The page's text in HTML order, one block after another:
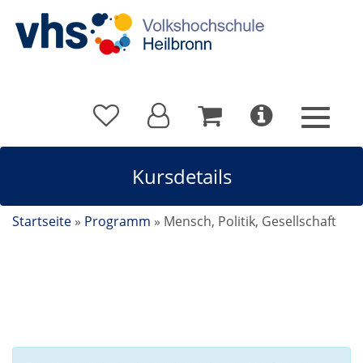
Kursdetails
Startseite » Programm » Mensch, Politik, Gesellschaft